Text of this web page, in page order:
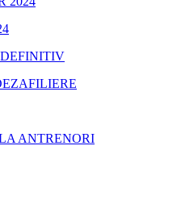
ANTRENORI